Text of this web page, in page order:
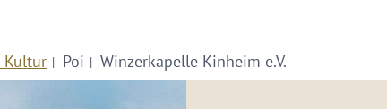
Poi Winzerkapelle Kinheim e.V.